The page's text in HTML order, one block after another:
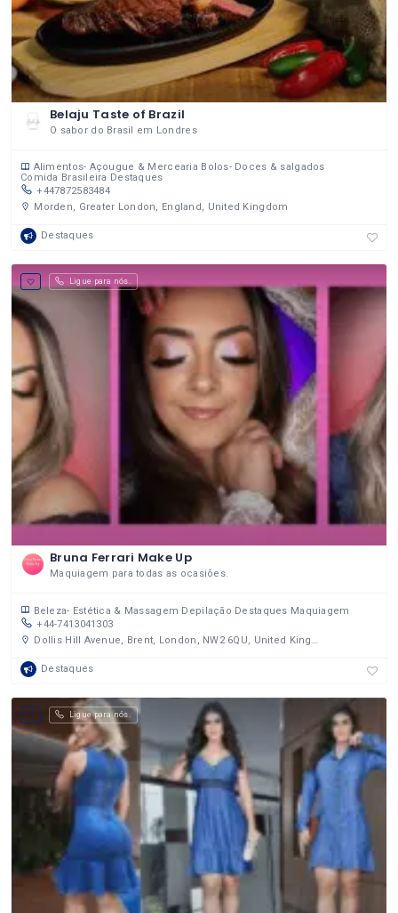
Belaju Taste of Brazil
O sabor do Brasil em Londres
Alimentos- Açougue & Mercearia Bolos- Doces & salgados
Comida Brasileira Destaques
+447872583484
Morden, Greater London, England, United Kingdom
Destaques
Ligue para nós.
Bruna Ferrari Make Up
Maquiagem para todas as ocasiões.
Beleza- Estética & Massagem Depilação Destaques Maquiagem
+44-7413041303
Dollis Hill Avenue, Brent, London, NW2 6QU, United Kingdom
Destaques
Ligue para nós.